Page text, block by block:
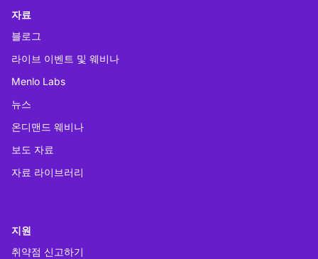
자료
블로그
라이브 이벤트 및 웨비나
Menlo Labs
뉴스
온디맨드 웨비나
보도 자료
자료 라이브러리
지원
취약점 신고하기